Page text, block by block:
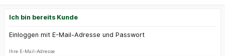
Ich bin bereits Kunde
Einloggen mit E-Mail-Adresse und Passwort
Ihre E-Mail-Adresse